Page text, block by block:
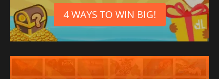
4 WAYS TO WIN BIG!